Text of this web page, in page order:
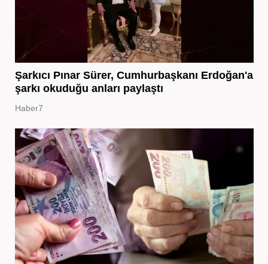
Şarkıcı Pınar Sürer, Cumhurbaşkanı Erdoğan'a
şarkı okuduğu anları paylaştı
Haber7